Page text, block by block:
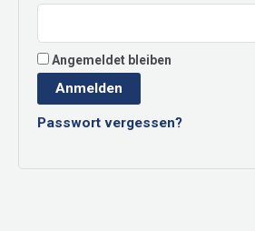
Angemeldet bleiben
Anmelden
Passwort vergessen?